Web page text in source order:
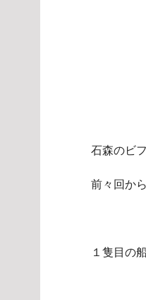
石森のビ
前々回か
１隻目の